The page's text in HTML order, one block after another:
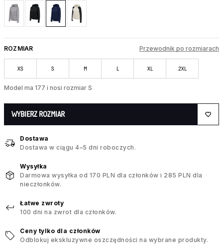
ROZMIAR Przewodnik po rozmiarach
XS S M L XL 2XL
Model ma 177 i nosi rozmiar S
WYBIERZ ROZMIAR
Dostawa
Dostawa w ciągu 4–5 dni roboczych.
Wysyłka
Darmowa wysyłka od 170 PLN dla członków i 285 PLN dla
nieczłonków.
Łatwe zwroty
100 dni na zwrot dla członków.
Ceny tylko dla członków
Odblokuj ekskluzywne oszczędności na wybrane produkty.